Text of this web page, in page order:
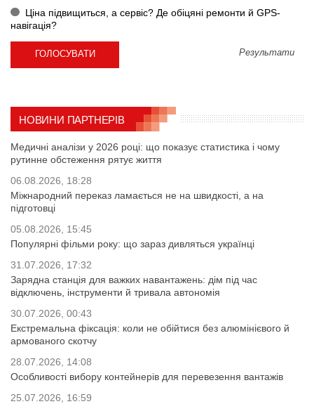
Ціна підвищиться, а сервіс? Де обіцяні ремонти й GPS-
навігація?
Результати
НОВИНИ ПАРТНЕРІВ
Медичні аналізи у 2026 році: що показує статистика і чому
рутинне обстеження рятує життя
06.08.2026, 18:28
Міжнародний переказ ламається не на швидкості, а на
підготовці
05.08.2026, 15:45
Популярні фільми року: що зараз дивляться українці
31.07.2026, 17:32
Зарядна станція для важких навантажень: дім під час
відключень, інструменти й тривала автономія
30.07.2026, 00:43
Екстремальна фіксація: коли не обійтися без алюмінієвого й
армованого скотчу
28.07.2026, 14:08
Особливості вибору контейнерів для перевезення вантажів
25.07.2026, 16:59